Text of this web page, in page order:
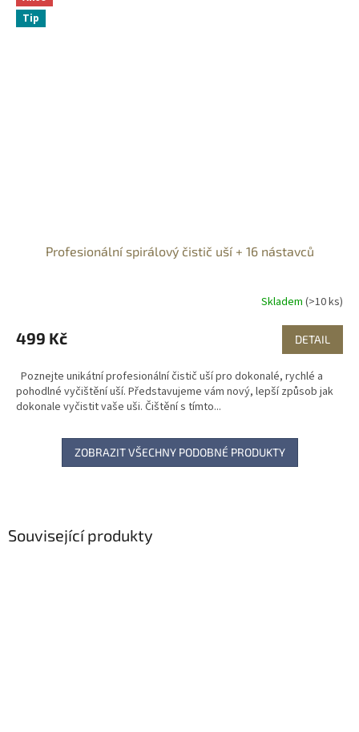
Související produkty
Tip
Profesionální spirálový čistič uší + 16 nástavců
Skladem (>10 ks)
499 Kč DETAIL
Poznejte unikátní profesionální čistič uší pro dokonalé, rychlé a
pohodlné vyčištění uší. Představujeme vám nový, lepší způsob jak
dokonale vyčistit vaše uši. Čištění s tímto...
ZOBRAZIT VŠECHNY PODOBNÉ PRODUKTY